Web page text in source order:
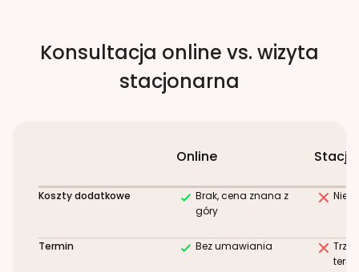
Konsultacja online vs. wizyta
stacjonarna
Online
Koszty dodatkowe
Brak, cena znana z
góry
Termin Bez umawiania